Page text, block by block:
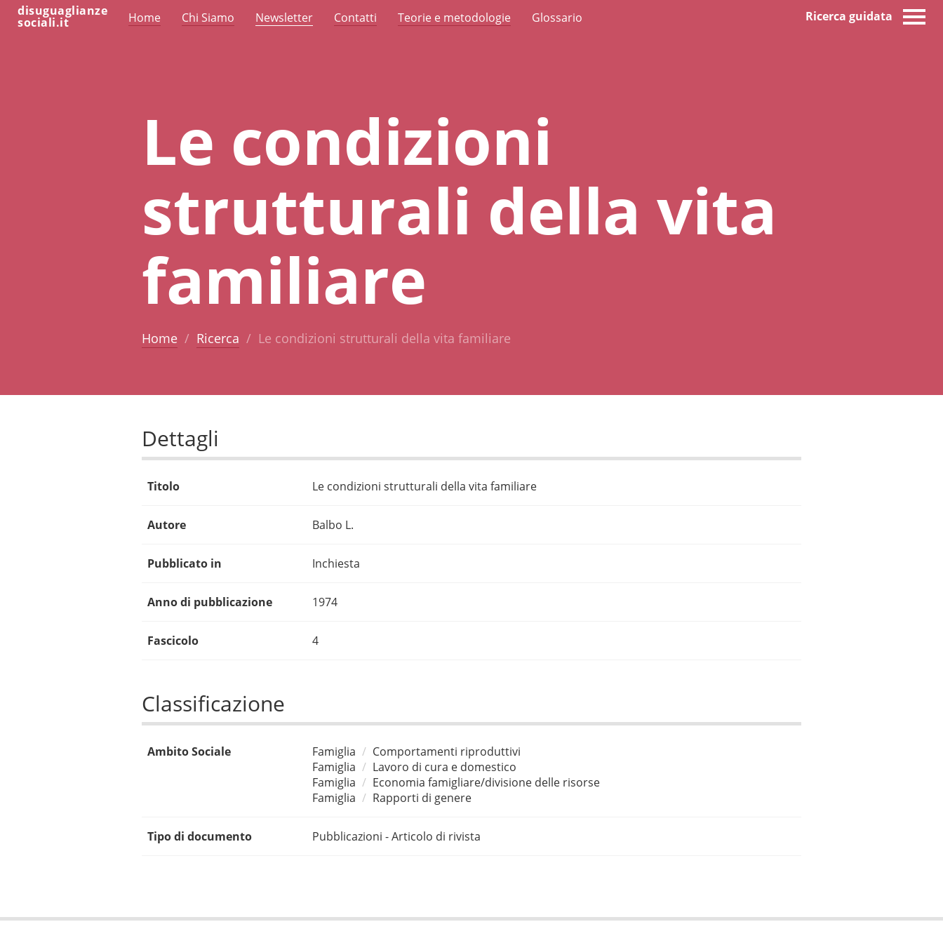
disuguaglianze
sociali.it Home Chi Siamo Newsletter Contatti Teorie e metodologie Glossario Ricerca guidata
Le condizioni
strutturali della vita
familiare
Home Ricerca Le condizioni strutturali della vita familiare
Dettagli
Titolo Le condizioni strutturali della vita familiare
Autore Balbo L.
Pubblicato in Inchiesta
Anno di pubblicazione 1974
Fascicolo 4
Classificazione
Ambito Sociale Famiglia
Comportamenti riproduttivi
Famiglia
Lavoro di cura e domestico
Famiglia
Economia famigliare/divisione delle risorse
Famiglia
Rapporti di genere
Tipo di documento Pubblicazioni - Articolo di rivista